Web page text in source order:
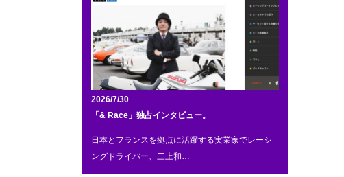
2026/7/30
「& Race」独占インタビュー。
日本とフランスを拠点に活躍する実業家でレーシ
ングドライバー、三上和…